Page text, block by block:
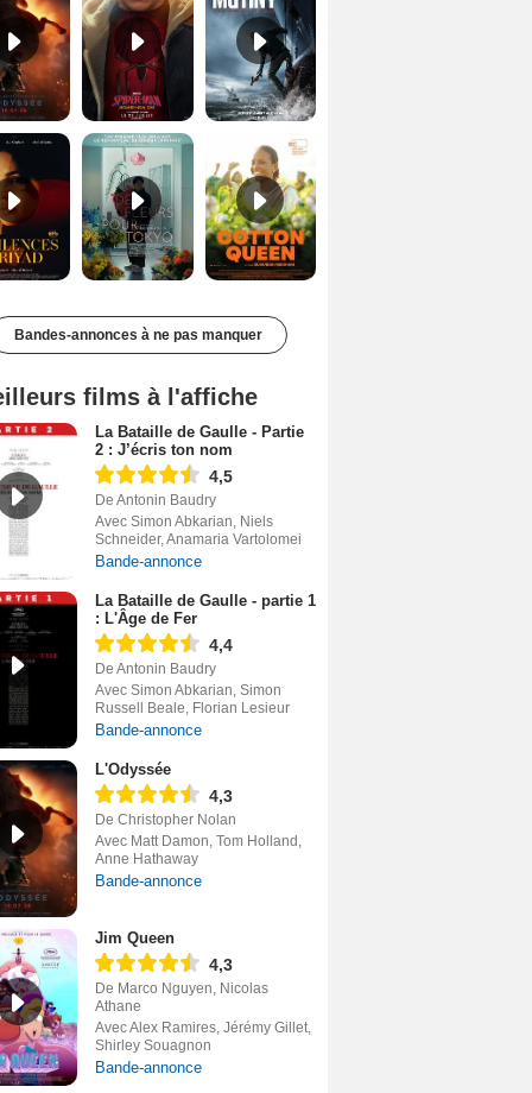
Les Silences de Riyad Bande-annonce VO STFR Cotton Queen Bande-annonce VO STFR
Bandes-annonces à ne pas manquer
films à l'affiche
La Bataille de Gaulle - Partie
2 : J’écris ton nom
4,5
De Antonin Baudry
Avec Simon Abkarian, Niels
Schneider, Anamaria Vartolomei
Bande-annonce
La Bataille de Gaulle - partie 1
: L'Âge de Fer
4,4
De Antonin Baudry
Avec Simon Abkarian, Simon
Russell Beale, Florian Lesieur
Bande-annonce
L'Odyssée
4,3
De Christopher Nolan
Avec Matt Damon, Tom Holland,
Anne Hathaway
Bande-annonce
Jim Queen
4,3
De Marco Nguyen, Nicolas
Athane
Avec Alex Ramires, Jérémy Gillet,
Shirley Souagnon
Bande-annonce